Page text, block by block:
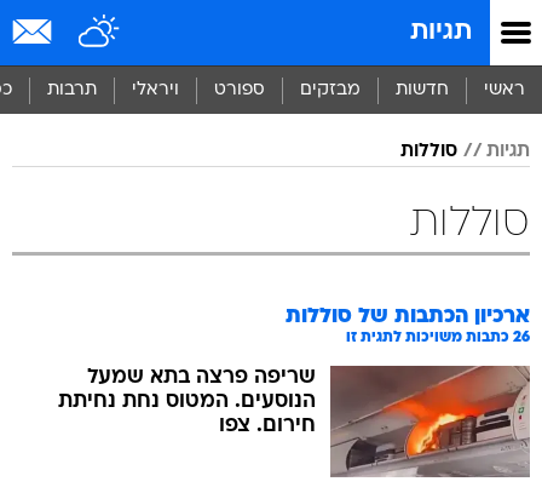
תגיות
ראשי חדשות מבזקים ספורט ויראלי תרבות
תגיות סוללות
סוללות
ארכיון הכתבות של סוללות
26 כתבות משויכות לתגית זו
שריפה פרצה בתא שמעל
הנוסעים. המטוס נחת נחיתת
חירום. צפו